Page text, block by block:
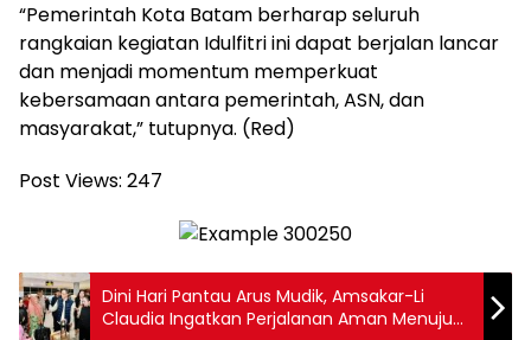
“Pemerintah Kota Batam berharap seluruh
rangkaian kegiatan Idulfitri ini dapat berjalan lancar
dan menjadi momentum memperkuat
kebersamaan antara pemerintah, ASN, dan
masyarakat,” tutupnya. (Red)
Post Views: 247
Dini Hari Pantau Arus Mudik, Amsakar-Li
Claudia Ingatkan Perjalanan Aman Menuju